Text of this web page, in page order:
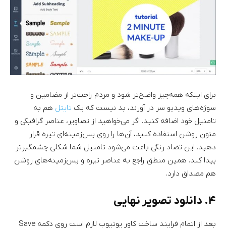
برای اینکه همه‌چیز واضح‌تر شود و مردم راحت‌تر از مضامین و
سوژه‌های ویدیو سر در آورند، بد نیست که یک تایتل هم به
تامنیل خود اضافه کنید. اگر می‌خواهید از تصاویر، عناصر گرافیکی و
متون روشن استفاده کنید، آن‌ها را روی پس‌زمینه‌ای تیره قرار
دهید. این تضاد رنگی باعث می‌شود تامنیل شما شکلی چشمگیرتر
پیدا کند. همین منطق راجع به عناصر تیره و پس‌زمینه‌های روشن
هم مصداق دارد.
۴. دانلود تصویر نهایی
بعد از اتمام فرایند ساخت کاور یوتیوب لازم است روی دکمه Save